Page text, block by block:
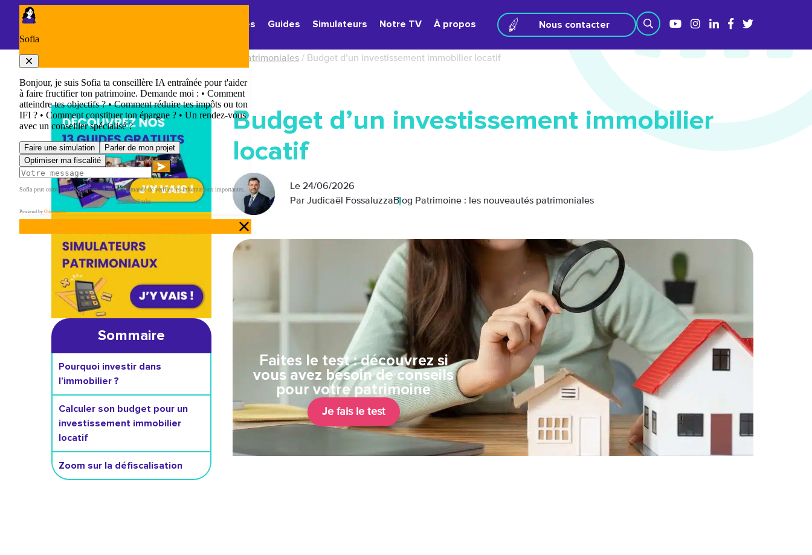
Panneau de gestion des cookies
Thématiques
Guides Simulateurs Notre TV À propos Nous contacter
Blog Patrimoine : les nouveautés patrimoniales / Budget d’un investissement immobilier locatif
Sommaire
Pourquoi investir dans
l’immobilier ?
Calculer son budget pour un
investissement immobilier
locatif
Zoom sur la défiscalisation
Budget d’un investissement immobilier
locatif
Le 24/06/2026
Par Judicaël FossaluzzaBlog Patrimoine : les nouveautés patrimoniales
Faites le test : découvrez si
vous avez besoin de conseils
pour votre patrimoine
Je fais le test